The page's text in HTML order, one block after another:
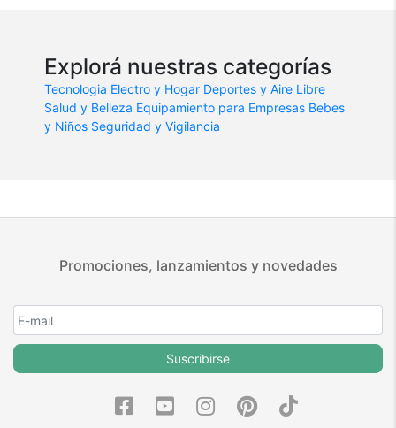
Explorá nuestras categorías
Tecnologia Electro y Hogar Deportes y Aire Libre
Salud y Belleza Equipamiento para Empresas Bebes
y Niños Seguridad y Vigilancia
Promociones, lanzamientos y novedades
Suscribirse